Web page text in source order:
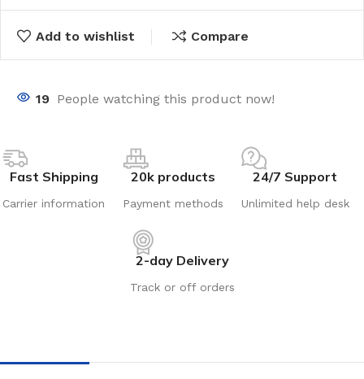
Add to wishlist Compare
19 People watching this product now!
Fast Shipping
Carrier information
20k products
Payment methods
24/7 Support
Unlimited help desk
2-day Delivery
Track or off orders